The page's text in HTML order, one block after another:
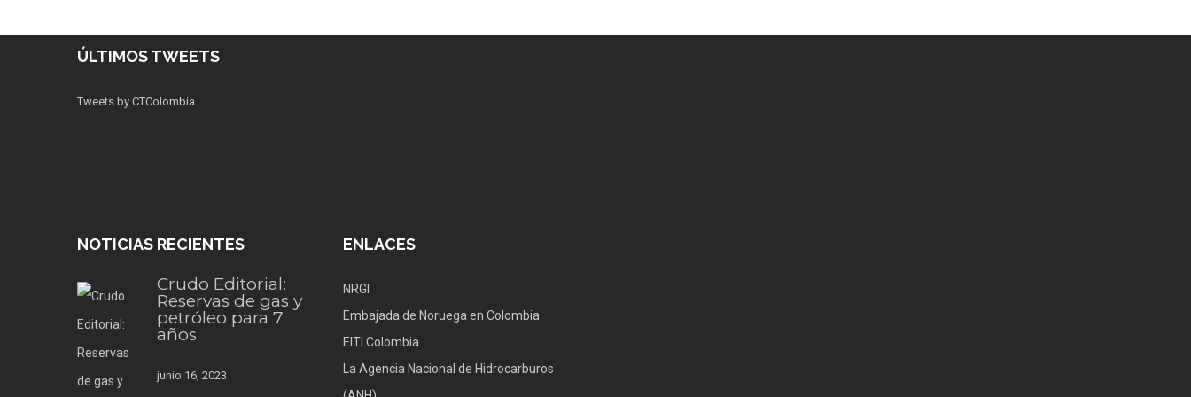
ÚLTIMOS TWEETS
Tweets by CTColombia
NOTICIAS RECIENTES
Crudo Editorial:
Reservas de gas y
petróleo para 7
años
junio 16, 2023
ENLACES
NRGI
Embajada de Noruega en Colombia
EITI Colombia
La Agencia Nacional de Hidrocarburos